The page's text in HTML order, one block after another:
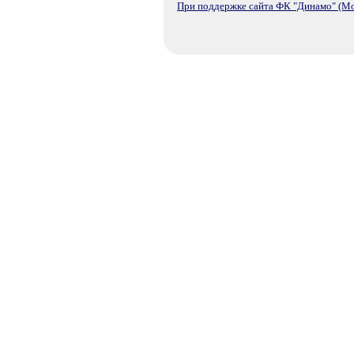
При поддержке сайта ФК "Динамо"